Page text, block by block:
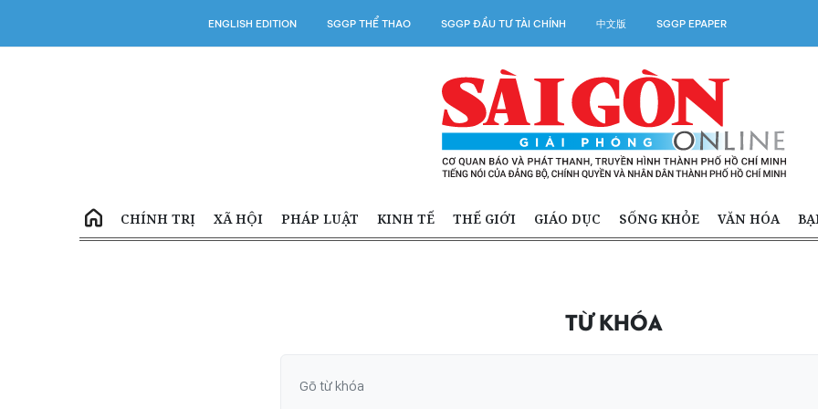
ENGLISH EDITION SGGP THỂ THAO SGGP ĐẦU TƯ TÀI CHÍNH 中文版 SGGP EPAPER
CHÍNH TRỊ XÃ HỘI PHÁP LUẬT KINH TẾ THẾ GIỚI GIÁO DỤC SỐNG KHỎE VĂN HÓA
TỪ KHÓA